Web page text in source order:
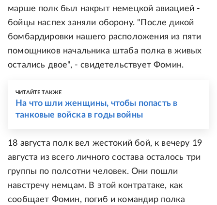
марше полк был накрыт немецкой авиацией -
бойцы наспех заняли оборону. "После дикой
бомбардировки нашего расположения из пяти
помощников начальника штаба полка в живых
остались двое", - свидетельствует Фомин.
ЧИТАЙТЕ ТАКЖЕ
На что шли женщины, чтобы попасть в
танковые войска в годы войны
18 августа полк вел жестокий бой, к вечеру 19
августа из всего личного состава осталось три
группы по полсотни человек. Они пошли
навстречу немцам. В этой контратаке, как
сообщает Фомин, погиб и командир полка